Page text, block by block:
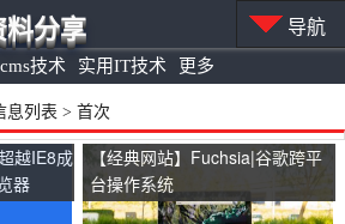
技术 实用IT技术 更多
分享 导航
息列表 > 首次
越IE8成
器
【经典网站】Fuchsia|谷歌跨平
台操作系统